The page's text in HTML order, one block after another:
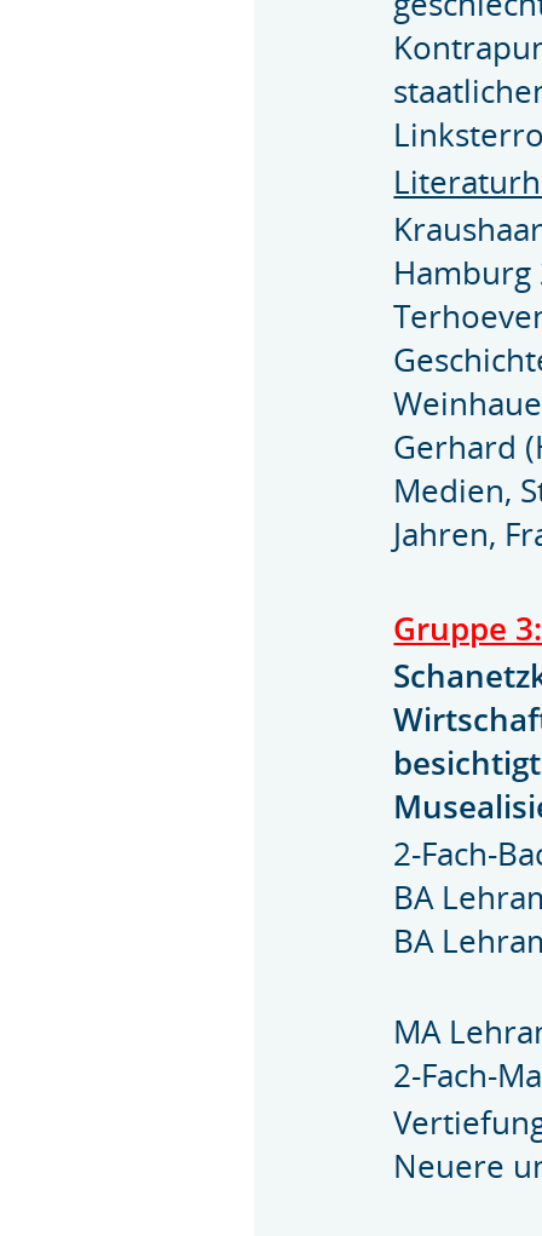
Hamburg
Gerhard
Medien,
Jahren,
Gruppe 3:
2-Fach-
BA
BA
MA
2-Fach-
Neuere